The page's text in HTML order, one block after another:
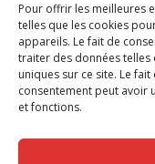
Pour offrir les meilleures
telles que les cookies
appareils. Le fait de
traiter des données telles
uniques sur ce site. Le
consentement peut avoir
et fonctions.
Chèque
Chèque Emploi
G-Pods
Profession